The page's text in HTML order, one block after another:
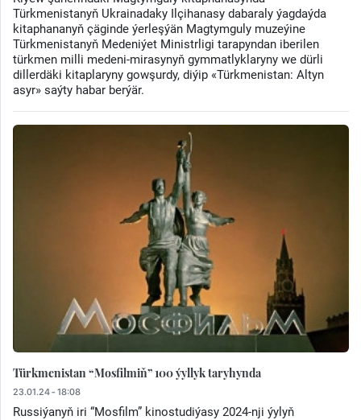
Türkmenistanyň Ukrainadaky Ilçihanasy dabaraly ýagdaýda
kitaphananyň çäginde ýerleşýän Magtymguly muzeýine
Türkmenistanyň Medeniýet Ministrligi tarapyndan iberilen
türkmen milli medeni-mirasynyň gymmatlyklaryny we dürli
dillerdäki kitaplaryny gowşurdy, diýip «Türkmenistan: Altyn
asyr» saýty habar berýär.
Türkmenistan “Mosfilmiň” 100 ýyllyk taryhynda
23.01.24 - 18:08
Russiýanyň iri “Mosfilm” kinostudiýasy 2024-nji ýylyň